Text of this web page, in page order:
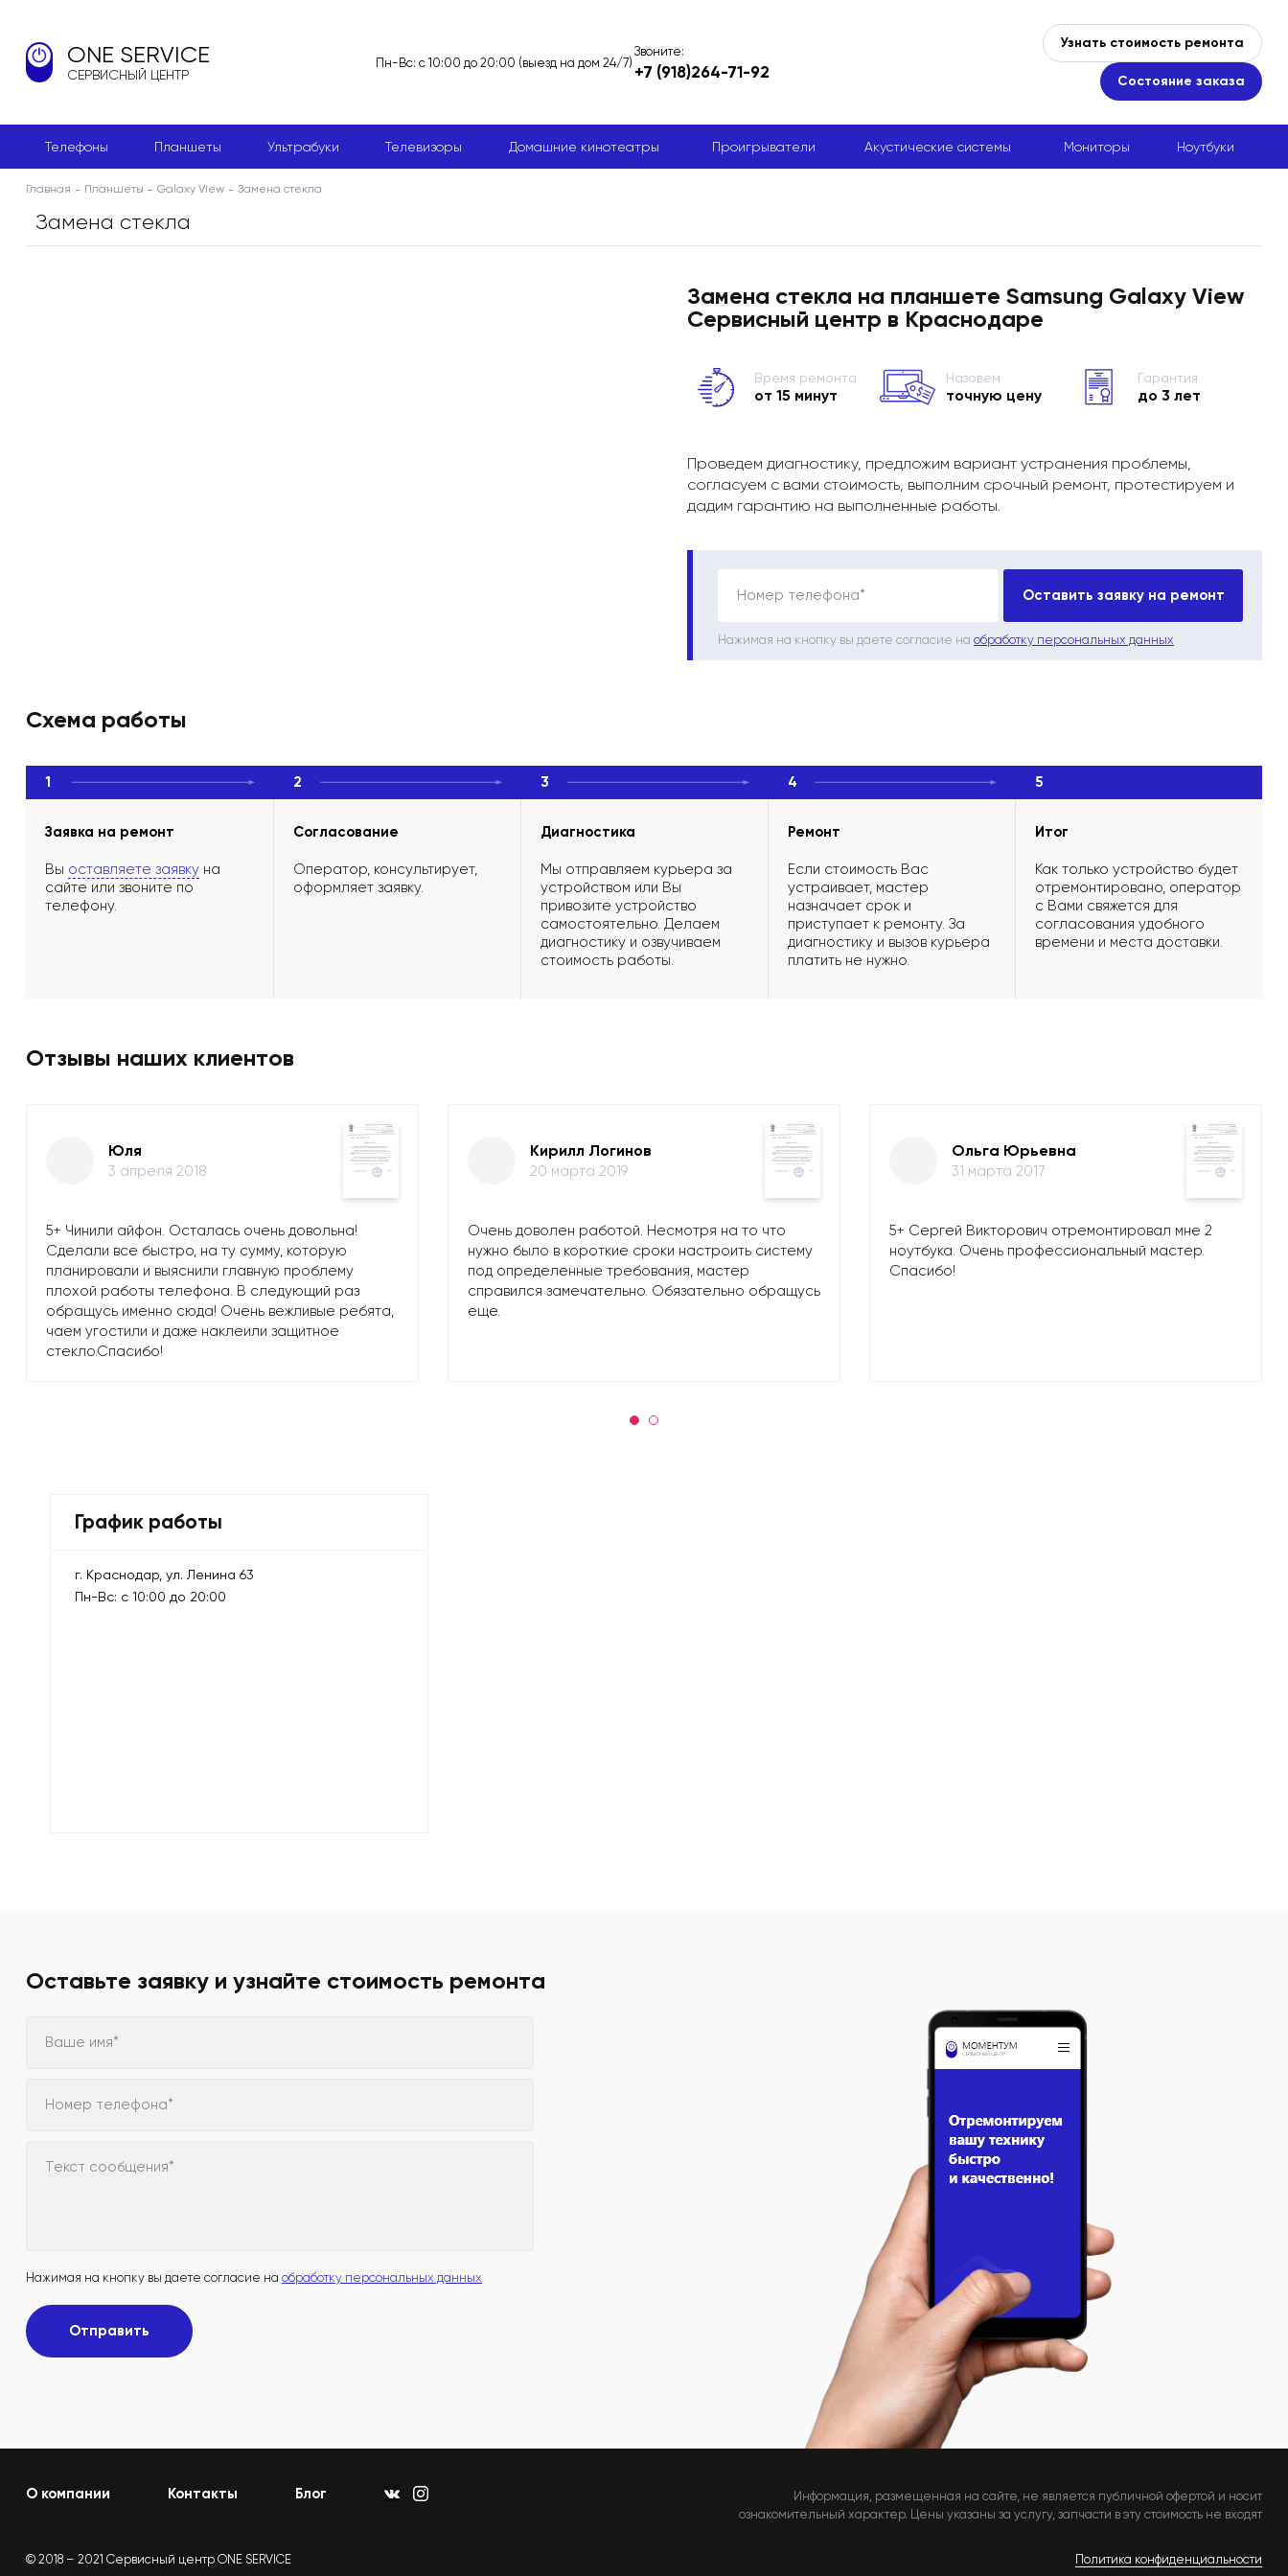
ONE SERVICE
СЕРВИСНЫЙ ЦЕНТР
Пн-Вс: с 10:00 до 20:00 (выезд на дом 24/7)
Звоните:
+7 (918)264-71-92
Узнать стоимость ремонта
Состояние заказа
Телефоны Планшеты Ультрабуки Телевизоры Домашние кинотеатры Проигрыватели Акустические системы Мониторы Ноутбуки
Главная Планшеты Galaxy View Замена стекла
Замена стекла
Замена стекла на планшете Samsung Galaxy View
Сервисный центр в Краснодаре
Время ремонта
от 15 минут
Назовем
точную цену
Гарантия
до 3 лет
Проведем диагностику, предложим вариант устранения проблемы,
согласуем с вами стоимость, выполним срочный ремонт, протестируем и
дадим гарантию на выполненные работы.
Номер телефона* Оставить заявку на ремонт
Нажимая на кнопку вы даете согласие на обработку персональных данных
Схема работы
1
Заявка на ремонт
Вы оставляете заявку на
сайте или звоните по
телефону.
2
Согласование
Оператор, консультирует,
оформляет заявку.
3
Диагностика
Мы отправляем курьера за
устройством или Вы
привозите устройство
самостоятельно. Делаем
диагностику и озвучиваем
стоимость работы.
4
Ремонт
Если стоимость Вас
устраивает, мастер
назначает срок и
приступает к ремонту. За
диагностику и вызов курьера
платить не нужно.
5
Итог
Как только устройство будет
отремонтировано, оператор
с Вами свяжется для
согласования удобного
времени и места доставки.
Отзывы наших клиентов
Юля
3 апреля 2018
5+ Чинили айфон. Осталась очень довольна!
Сделали все быстро, на ту сумму, которую
планировали и выяснили главную проблему
плохой работы телефона. В следующий раз
обращусь именно сюда! Очень вежливые ребята,
чаем угостили и даже наклеили защитное
стекло.Спасибо!
Кирилл Логинов
20 марта 2019
Очень доволен работой. Несмотря на то что
нужно было в короткие сроки настроить систему
под определенные требования, мастер
справился замечательно. Обязательно обращусь
еще.
Ольга Юрьевна
31 марта 2017
5+ Сергей Викторович отремонтировал мне 2
ноутбука. Очень профессиональный мастер.
Спасибо!
График работы
г. Краснодар, ул. Ленина 63
Пн-Вс: с 10:00 до 20:00
Оставьте заявку и узнайте стоимость ремонта
Ваше имя*
Номер телефона*
Текст сообщения*
Нажимая на кнопку вы даете согласие на обработку персональных данных
Отправить
О компании Контакты Блог
Информация, размещенная на сайте, не является публичной офертой и носит
ознакомительный характер. Цены указаны за услугу, запчасти в эту стоимость не входят
© 2018 – 2021 Сервисный центр ONE SERVICE Политика конфиденциальности